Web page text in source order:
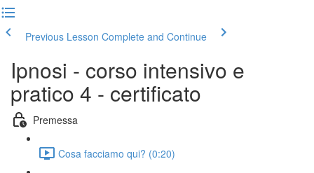
Previous Lesson Complete and Continue
Ipnosi - corso intensivo e
pratico 4 - certificato
Premessa
Cosa facciamo qui? (0:20)